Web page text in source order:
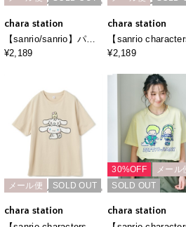
chara station
【sanrio/sanrio】パテ
ィ＆ジミープリント半
¥2,189
chara station
【sanrio
HELLO KITTY/ハ
ント半袖Ｔシャツ
ンリオキャラクター
¥2,189
メール便 SOLD OUT
chara station
30%OFF
メール
SOLD OUT
chara station